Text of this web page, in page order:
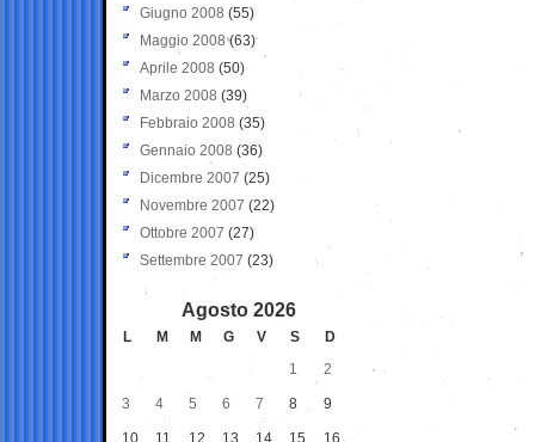
Giugno 2008 (55)
Maggio 2008(63)
Aprile 2008 (50)
Marzo 2008 (39)
Febbraio 2008 (35)
Gennaio 2008 (36)
Dicembre 2007 (25)
Novembre 2007 (22)
Ottobre 2007 (27)
Settembre 2007 (23)
Agosto 2026
L M M G V S
D
1
2
3 4 5 6 7 8 9
10 11 12 13 14 15 16